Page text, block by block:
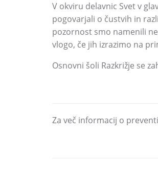
V okviru delavnic Svet v
pogovarjali o čustvih in
pozornost smo namenili
vlogo, če jih izrazimo na
Osnovni šoli Razkrižje se
Za več informacij o